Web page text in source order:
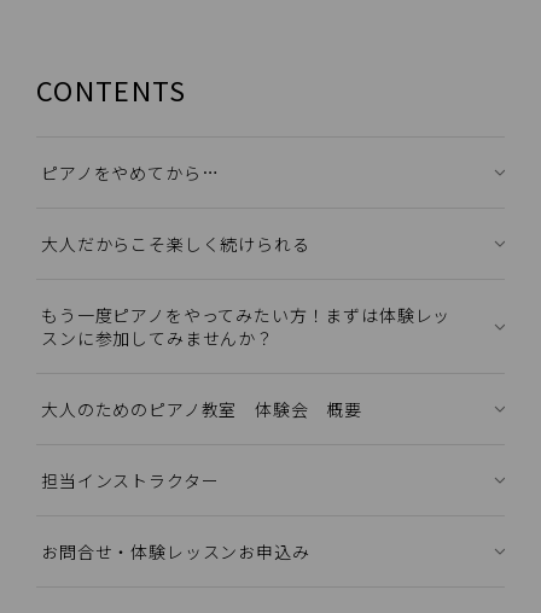
CONTENTS
ピアノをやめてから…
大人だからこそ楽しく続けられる
もう一度ピアノをやってみたい方！まずは体験レッ
スンに参加してみませんか？
大人のためのピアノ教室 体験会 概要
担当インストラクター
お問合せ・体験レッスンお申込み